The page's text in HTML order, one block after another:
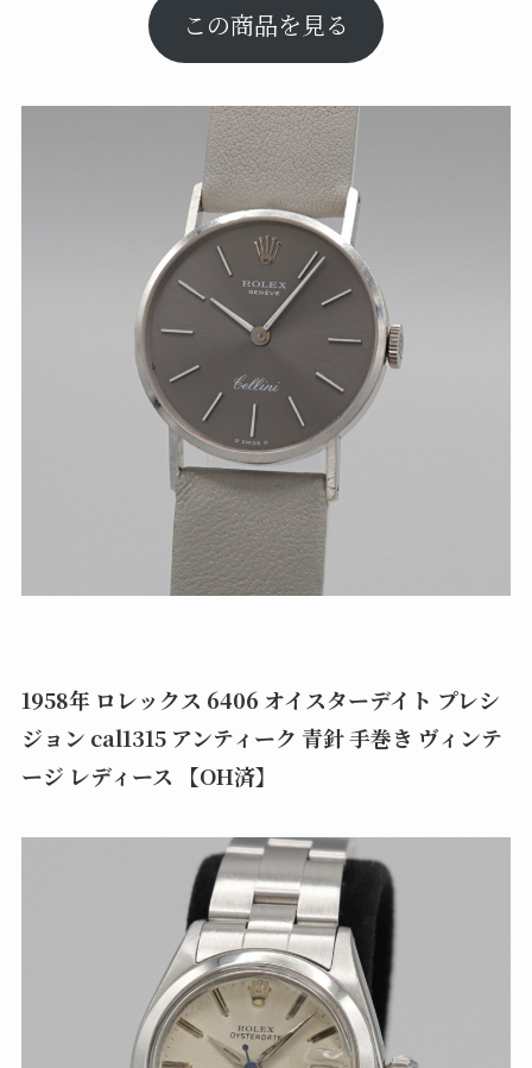
この商品を見る
1958年 ロレックス 6406 オイスターデイト プレシ
ジョン cal1315 アンティーク 青針 手巻き ヴィンテ
ージ レディース 【OH済】